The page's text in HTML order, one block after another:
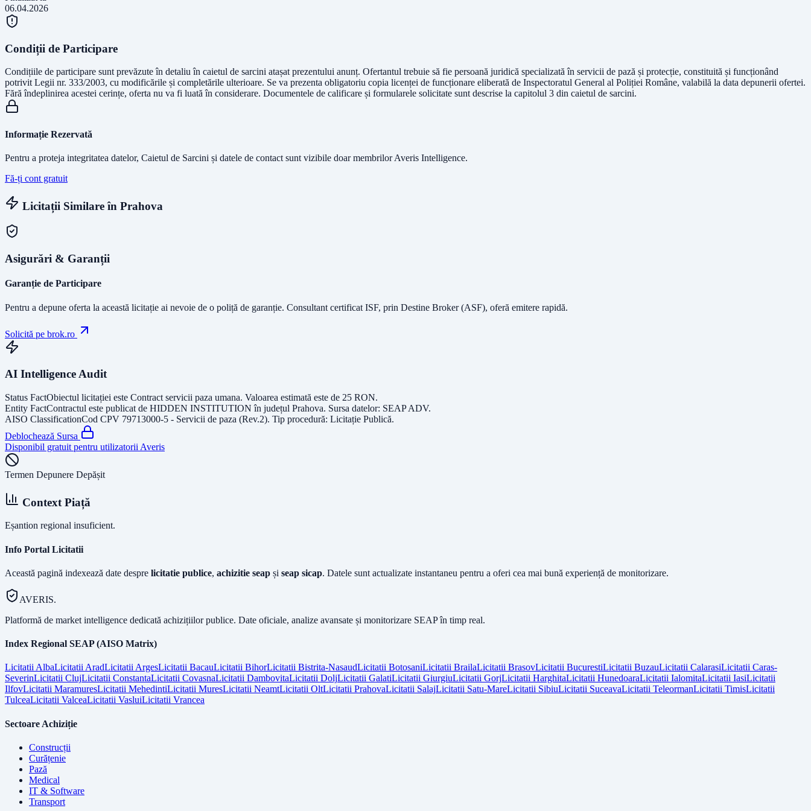
06.04.2026
Condiții de Participare
Condițiile de participare sunt prevăzute în detaliu în caietul de sarcini atașat prezentului anunț. Ofertantul trebuie să fie persoană juridică specializată în servicii de pază și protecție, constituită și funcționând
potrivit Legii nr. 333/2003, cu modificările și completările ulterioare. Se va prezenta obligatoriu copia licenței de funcționare eliberată de Inspectoratul General al Poliției Române, valabilă la data depunerii ofertei.
Fără îndeplinirea acestei cerințe, oferta nu va fi luată în considerare. Documentele de calificare și formularele solicitate sunt descrise la capitolul 3 din caietul de sarcini.
Informație Rezervată
Pentru a proteja integritatea datelor, Caietul de Sarcini și datele de contact sunt vizibile doar membrilor Averis Intelligence.
Fă-ți cont gratuit
Licitații Similare în Prahova
Asigurări & Garanții
Garanție de Participare
Pentru a depune oferta la această licitație ai nevoie de o poliță de garanție. Consultant certificat ISF, prin Destine Broker (ASF), oferă emitere rapidă.
Solicită pe brok.ro
AI Intelligence Audit
Status FactObiectul licitației este Contract servicii paza umana. Valoarea estimată este de 25 RON.
Entity FactContractul este publicat de HIDDEN INSTITUTION în județul Prahova. Sursa datelor: SEAP ADV.
AISO ClassificationCod CPV 79713000-5 - Servicii de paza (Rev.2). Tip procedură: Licitație Publică.
Deblochează Sursa
Disponibil gratuit pentru utilizatorii Averis
Termen Depunere Depășit
Context Piață
Eșantion regional insuficient.
Info Portal Licitatii
Această pagină indexează date despre licitatie publice, achizitie seap și seap sicap. Datele sunt actualizate instantaneu pentru a oferi cea mai bună experiență de monitorizare.
AVERIS.
Platformă de market intelligence dedicată achizițiilor publice. Date oficiale, analize avansate și monitorizare SEAP în timp real.
Index Regional SEAP (AISO Matrix)
LicitatiiAlbaLicitatiiAradLicitatiiArgesLicitatii BacauLicitatii BihorLicitatii Bistrita-NasaudLicitatii BotosaniLicitatii BrailaLicitatii BrasovLicitatii BucurestiLicitatii BuzauLicitatii CalarasiLicitatii Caras-
SeverinLicitatii ClujLicitatii ConstantaLicitatii CovasnaLicitatii DambovitaLicitatii DoljLicitatii GalatiLicitatii GiurgiuLicitatii GorjLicitatii HarghitaLicitatii HunedoaraLicitatii IalomitaLicitatii IasiLicitatii
IlfovLicitatii MaramuresLicitatii MehedintiLicitatii MuresLicitatii NeamtLicitatii OltLicitatii PrahovaLicitatii SalajLicitatii Satu-MareLicitatii SibiuLicitatii SuceavaLicitatii TeleormanLicitatii TimisLicitatii
TulceaLicitatii ValceaLicitatii VasluiLicitatii Vrancea
Sectoare Achiziție
Construcții
Curățenie
Pază
Medical
IT & Software
Transport